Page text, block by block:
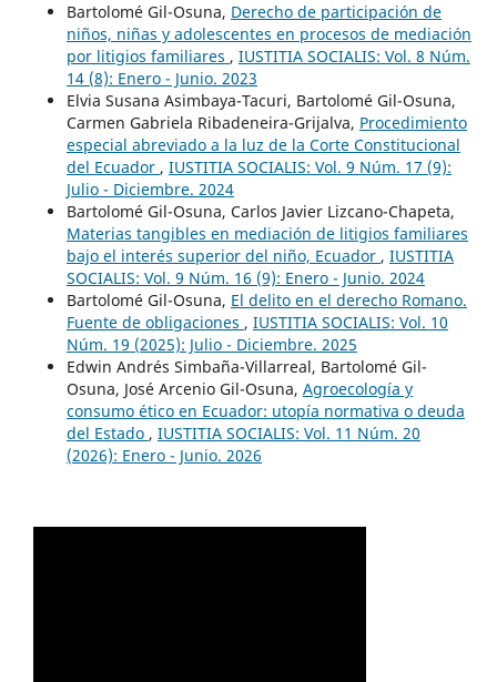
Bartolomé Gil-Osuna, Derecho de participación de
niños, niñas y adolescentes en procesos de mediación
por litigios familiares , IUSTITIA SOCIALIS: Vol. 8 Núm.
14 (8): Enero - Junio. 2023
Elvia Susana Asimbaya-Tacuri, Bartolomé Gil-Osuna,
Carmen Gabriela Ribadeneira-Grijalva, Procedimiento
especial abreviado a la luz de la Corte Constitucional
del Ecuador , IUSTITIA SOCIALIS: Vol. 9 Núm. 17 (9):
Julio - Diciembre. 2024
Bartolomé Gil-Osuna, Carlos Javier Lizcano-Chapeta,
Materias tangibles en mediación de litigios familiares
bajo el interés superior del niño, Ecuador , IUSTITIA
SOCIALIS: Vol. 9 Núm. 16 (9): Enero - Junio. 2024
Bartolomé Gil-Osuna, El delito en el derecho Romano.
Fuente de obligaciones , IUSTITIA SOCIALIS: Vol. 10
Núm. 19 (2025): Julio - Diciembre. 2025
Edwin Andrés Simbaña-Villarreal, Bartolomé Gil-
Osuna, José Arcenio Gil-Osuna, Agroecología y
consumo ético en Ecuador: utopía normativa o deuda
del Estado , IUSTITIA SOCIALIS: Vol. 11 Núm. 20
(2026): Enero - Junio. 2026